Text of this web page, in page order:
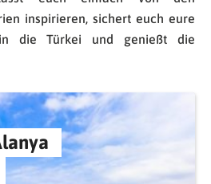
inspirieren, sichert euch eure
die Türkei und genießt die